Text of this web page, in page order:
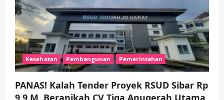
3
Ekonomi Hiburan Pemerintahan
HOT NEWS: Ribuan Warga Wage
Tumplek Blek di Bazar Rakyat Jalan
Jambu, Borong Kuliner UMKM Sambil
Nonton Jaranan!
wartanusa 4 Agustus 2026
Keagamaan Pemerintahan
Pemkab Sidoarjo & Muhammadiyah
Sinergi Permudah Perizinan, Wakaf,
Kesehatan Pembangunan Pemerintahan
PANAS! Kalah Tender Proyek RSUD Sibar Rp
9,9 M, Beranikah CV Tiga Anugerah Utama